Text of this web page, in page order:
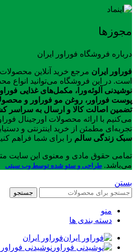
مجوزها
درباره فروشگاه فوراور ایران
فوراور ایران مرجع خرید آنلاین محصولات
است. در این فروشگاه می‌توانید انواع
نوشیدنی آلوئه‌ورا، مکمل‌های غذایی
پوست فوراور، روغن مو فوراور و
تضمین اصالت کالا و ارسال به سراسر
می‌کنیم با ارائه محصولات اورجینال
تجربه‌ای مطمئن از خرید اینترنتی و
سبک زندگی سالم را برای شما فراهم
تمامی حقوق مادی و معنوی این سایت
می‌باشد. طراحی و سئو شده توسط وب سیتی
بستن
جستجو
منو
دسته بندی ها
فوراور ایران
نوشیدنی فوراور